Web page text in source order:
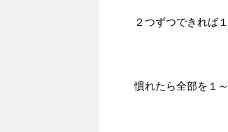
２つずつできれば
慣れたら全部を１